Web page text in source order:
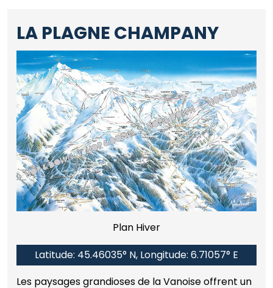
LA PLAGNE CHAMPANY
Plan Hiver
Latitude: 45.46035° N, Longitude: 6.71057° E
Les paysages grandioses de la Vanoise offrent un